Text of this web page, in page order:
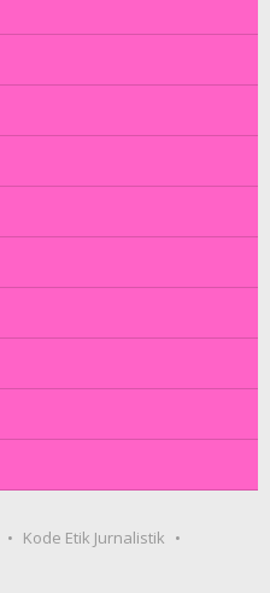
Kode Etik Jurnalistik